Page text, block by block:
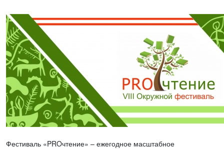
Фестиваль «PROчтение» – ежегодное масштабное